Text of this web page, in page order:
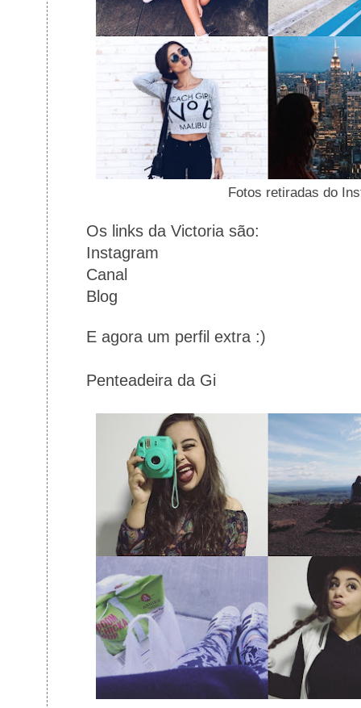
Fotos retiradas do
Os links da Victoria são:
Instagram
Canal
Blog
E agora um perfil extra :)
Penteadeira da Gi